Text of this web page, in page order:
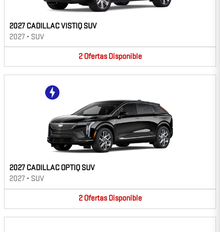
2027 CADILLAC VISTIQ SUV
2027 • SUV
2 Ofertas Disponible
2027 CADILLAC OPTIQ SUV
2027 • SUV
2 Ofertas Disponible